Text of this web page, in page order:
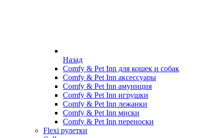
Назад
Comfy & Pet Inn для кошек и собак
Comfy & Pet Inn аксессуары
Comfy & Pet Inn амуниция
Comfy & Pet Inn игрушки
Comfy & Pet Inn лежанки
Comfy & Pet Inn миски
Comfy & Pet Inn переноски
Flexi рулетки